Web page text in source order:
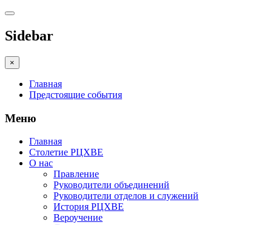
Sidebar
×
Главная
Предстоящие события
Меню
Главная
Столетие РЦХВЕ
О нас
Правление
Руководители объединений
Руководители отделов и служений
История РЦХВЕ
Вероучение